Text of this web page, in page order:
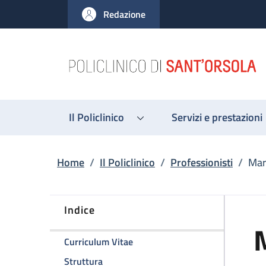
al contenuto principale
to footer content
Redazione
Il Policlinico Servizi e prestazioni
Briciole di pane
Home / Il Policlinico / Professionisti /
Indice
Curriculum Vitaedella pagina Marialucia Castelli
Strutturadella pagina Marialucia Castelli